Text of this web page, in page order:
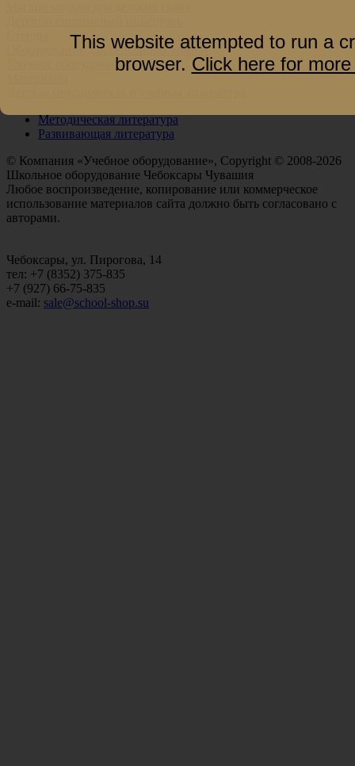
Оборудование для сенсорных комнат
Уличное оборудование
Методическая литература
Развивающая литература
© Компания «Учебное оборудование», Copyright © 2008-2026
Школьное оборудование Чебоксары Чувашия
Любое воспроизведение, копирование или коммерческое
использование материалов сайта должно быть согласовано с
авторами.
Чебоксары, ул. Пирогова, 14
тел: +7 (8352) 375-835
+7 (927) 66-75-835
e-mail: sale@school-shop.su
This website attempted to run a
browser. Click here for